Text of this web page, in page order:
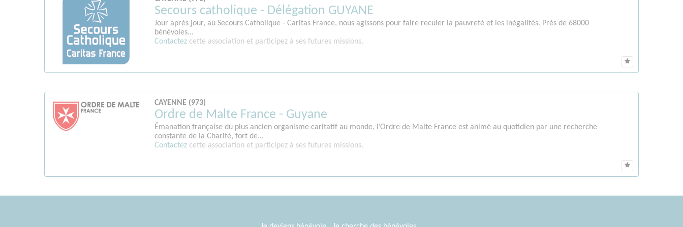
Secours catholique - Délégation GUYANE
Jour après jour, au Secours Catholique - Caritas France, nous agissons pour faire reculer la pauvreté et les inégalités. Près de 68000
bénévoles...
Contactez cette association et participez à ses futures missions.
CAYENNE (973)
Ordre de Malte France - Guyane
Émanation française du plus ancien organisme caritatif au monde, l’Ordre de Malte France est animé au quotidien par une recherche
constante de la Charité, fort de...
Contactez cette association et participez à ses futures missions.